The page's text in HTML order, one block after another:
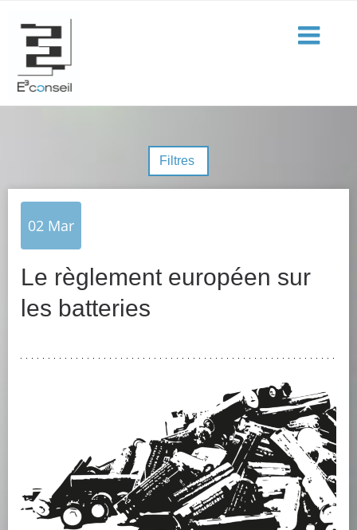
02 Mar
Le règlement européen sur
les batteries
Filtres